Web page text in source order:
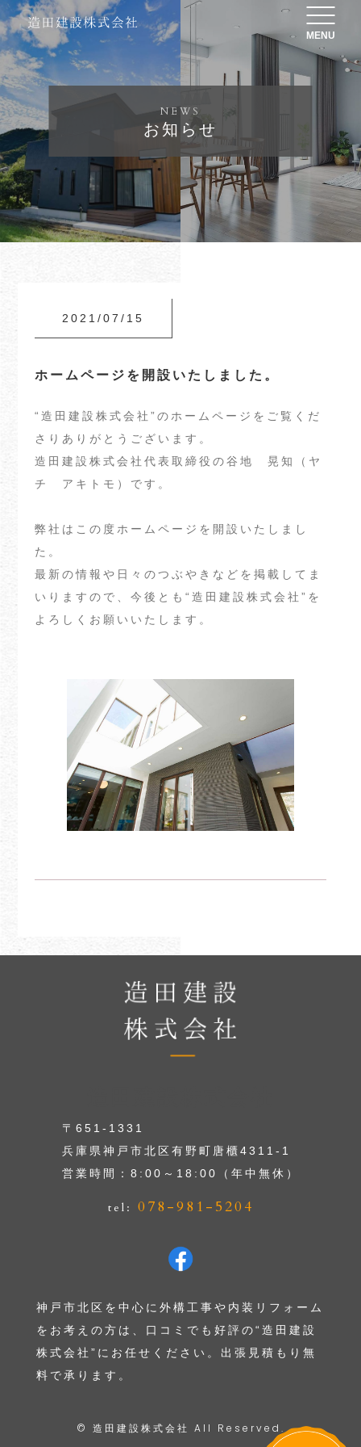
MENU
NEWS
お知らせ
2021/07/15
ホームページを開設いたしました。
“造田建設株式会社”のホームページをご覧くだ
さりありがとうございます。
造田建設株式会社代表取締役の谷地 晃知（ヤ
チ アキトモ）です。
弊社はこの度ホームページを開設いたしまし
た。
最新の情報や日々のつぶやきなどを掲載してま
いりますので、今後とも“造田建設株式会社”を
よろしくお願いいたします。
〒651-1331
兵庫県神戸市北区有野町唐櫃4311-1
営業時間：8:00～18:00（年中無休）
tel: 078-981-5204
神戸市北区を中心に外構工事や内装リフォーム
をお考えの方は、口コミでも好評の“造田建設
株式会社”にお任せください。出張見積もり無
料で承ります。
© 造田建設株式会社 All Reserved.